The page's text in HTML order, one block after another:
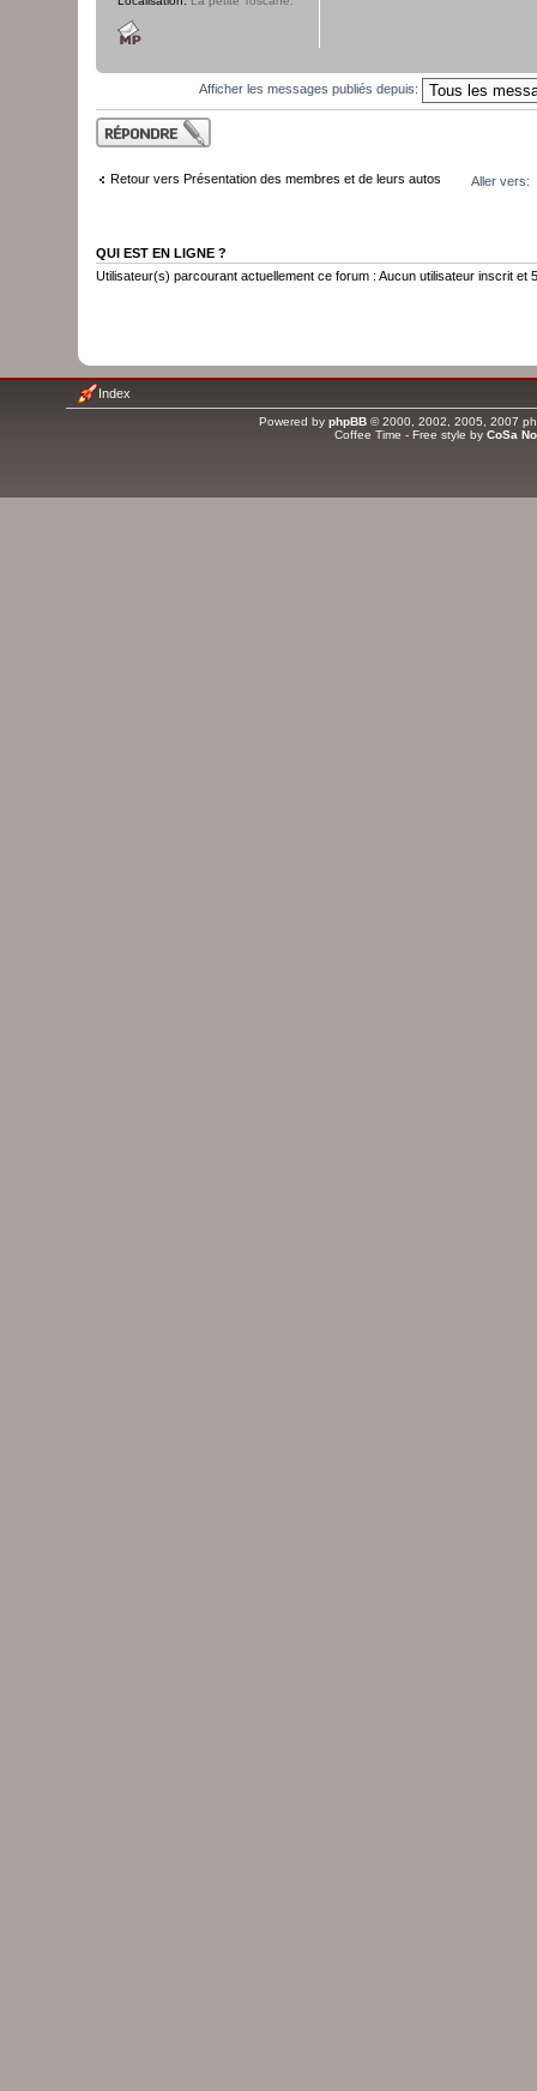
Afficher les messages publiés depuis:
Publier une
réponse
Retour vers Présentation des membres et de leurs autos Aller vers:
QUI EST EN LIGNE ?
Utilisateur(s) parcourant actuellement ce forum : Aucun utilisateur inscrit et
Index
Powered by phpBB© 2000, 2002, 2005, 2007
Coffee Time - Free style by CoSa